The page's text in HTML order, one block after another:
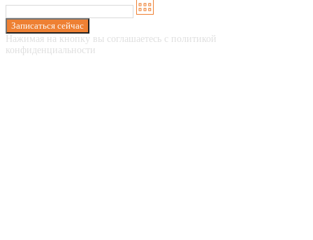
Записаться сейчас
Нажимая на кнопку вы соглашаетесь с политикой
конфиденциальности